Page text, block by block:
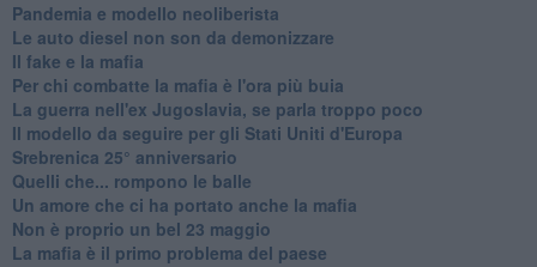
Pandemia e modello neoliberista
Le auto diesel non son da demonizzare
​Il fake e la mafia
Per chi combatte la mafia è l'ora più buia
La guerra nell'ex Jugoslavia, se parla troppo poco
Il modello da seguire per gli Stati Uniti d'Europa
Srebrenica 25° anniversario
Quelli che... rompono le balle
Un amore che ci ha portato anche la mafia
Non è proprio un bel 23 maggio
La mafia è il primo problema del paese